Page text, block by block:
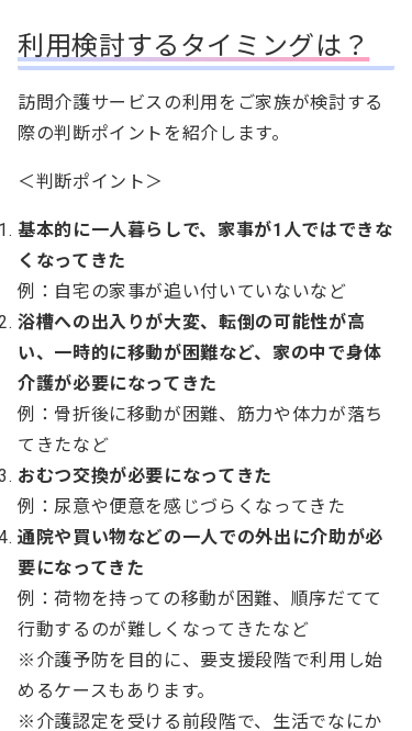
利用検討するタイミングは？
訪問介護サービスの利用をご家族が検討する
際の判断ポイントを紹介します。
＜判断ポイント＞
基本的に一人暮らしで、家事が1人ではできな
くなってきた
例：自宅の家事が追い付いていないなど
浴槽への出入りが大変、転倒の可能性が高
い、一時的に移動が困難など、家の中で身体
介護が必要になってきた
例：骨折後に移動が困難、筋力や体力が落ち
てきたなど
おむつ交換が必要になってきた
例：尿意や便意を感じづらくなってきた
通院や買い物などの一人での外出に介助が必
要になってきた
例：荷物を持っての移動が困難、順序だてて
行動するのが難しくなってきたなど
※介護予防を目的に、要支援段階で利用し始
めるケースもあります。
※介護認定を受ける前段階で、生活でなにか